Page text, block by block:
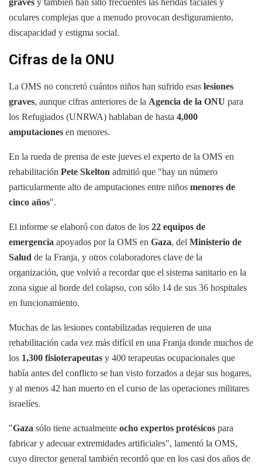
graves y también han sido frecuentes las heridas faciales y
oculares complejas que a menudo provocan desfiguramiento,
discapacidad y estigma social.
Cifras de la ONU
La OMS no concretó cuántos niños han sufrido esas lesiones
graves, aunque cifras anteriores de la Agencia de la ONU para
los Refugiados (UNRWA) hablaban de hasta 4,000
amputaciones en menores.
En la rueda de prensa de este jueves el experto de la OMS en
rehabilitación Pete Skelton admitió que "hay un número
particularmente alto de amputaciones entre niños menores de
cinco años".
El informe se elaboró con datos de los 22 equipos de
emergencia apoyados por la OMS en Gaza, del Ministerio de
Salud de la Franja, y otros colaboradores clave de la
organización, que volvió a recordar que el sistema sanitario en la
zona sigue al borde del colapso, con sólo 14 de sus 36 hospitales
en funcionamiento.
Muchas de las lesiones contabilizadas requieren de una
rehabilitación cada vez más difícil en una Franja donde muchos de
los 1,300 fisioterapeutas y 400 terapeutas ocupacionales que
había antes del conflicto se han visto forzados a dejar sus hogares,
y al menos 42 han muerto en el curso de las operaciones militares
israelíes.
"Gaza sólo tiene actualmente ocho expertos protésicos para
fabricar y adecuar extremidades artificiales", lamentó la OMS,
cuyo director general también recordó que en los casi dos años de